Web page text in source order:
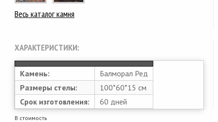
Весь каталог камня
ХАРАКТЕРИСТИКИ:
Камень:
Балморал Ред
Размеры стелы:
100*60*15 см
Срок изготовления:
60 дней
В стоимость